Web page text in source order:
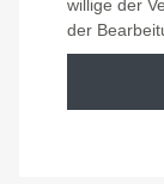
willige der
der